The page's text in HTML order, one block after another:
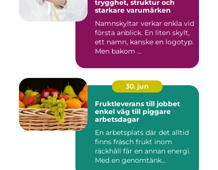
trygghet, struktur och
starkare varumärken
Namnskyltar verkar enkla vid
första anblick. En liten skylt,
ett namn, kanske en logotyp.
Men bakom ...
30. jun
Fruktleverans till jobbet
enkel väg till piggare
arbetsdagar
En arbetsplats där det alltid
finns fräsch frukt inom
räckhåll får en annan energi.
Med en genomtänk...